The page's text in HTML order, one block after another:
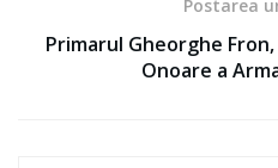
Postarea
Primarul Gheorghe
Onoare a